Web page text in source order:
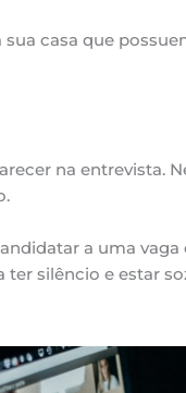
casa que
na entrevista.
a uma vaga
silêncio e estar